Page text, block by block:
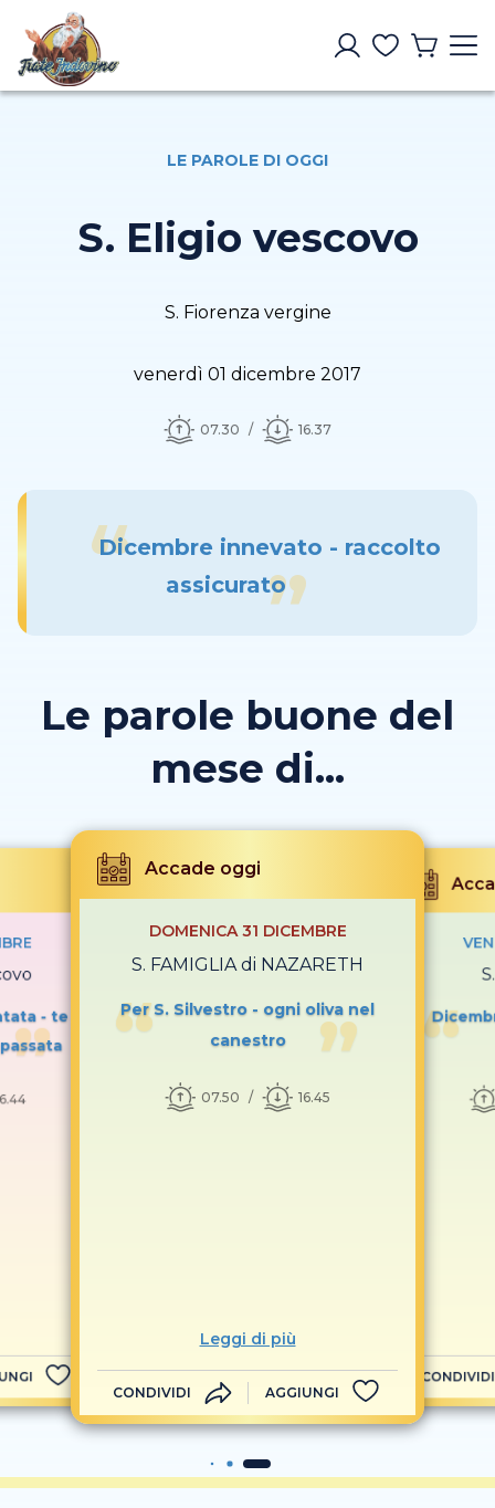
LE PAROLE DI OGGI
S. Eligio vescovo
S. Fiorenza vergine
venerdì 01 dicembre 2017
07.30 16.37
Dicembre innevato - raccolto
assicurato
Le parole buone del
mese di...
- te
Accade oggi
DOMENICA 31 DICEMBRE
S. FAMIGLIA di NAZARETH
Per S. Silvestro - ogni oliva nel
canestro
07.50 16.45
Leggi di più
CONDIVIDI AGGIUNGI
CONDIVIDI